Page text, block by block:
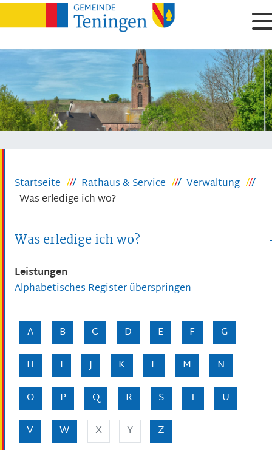
Startseite Rathaus & Service
Verwaltung
Was erledige ich wo?
Was erledige ich wo?
Leistungen
Alphabetisches Register überspringen
A B C D E F
G
H
I J K L M
N
O
P Q R S T
U
V
W X Y Z